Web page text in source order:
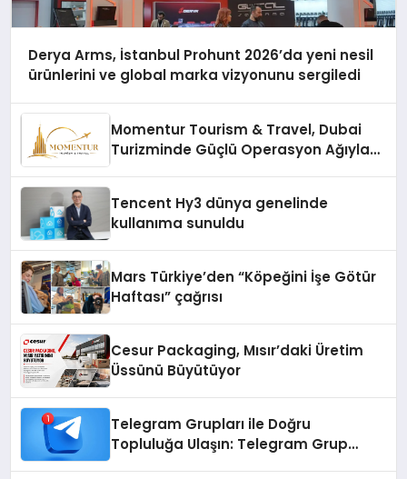
Derya Arms, İstanbul Prohunt 2026’da yeni nesil
ürünlerini ve global marka vizyonunu sergiledi
Momentur Tourism & Travel, Dubai
Turizminde Güçlü Operasyon Ağıyla
Tencent Hy3 dünya genelinde
kullanıma sunuldu
Mars Türkiye’den “Köpeğini İşe Götür
Haftası” çağrısı
Cesur Packaging, Mısır’daki Üretim
Üssünü Büyütüyor
Telegram Grupları ile Doğru
Topluluğa Ulaşın: Telegram Grup